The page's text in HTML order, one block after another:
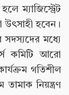
ম্যাজিস্ট্রেট
হবেন।
সদস্যদের মধ্যে
কমিটি আরো
গতিশীল
তামাক নিয়ন্ত্রণ